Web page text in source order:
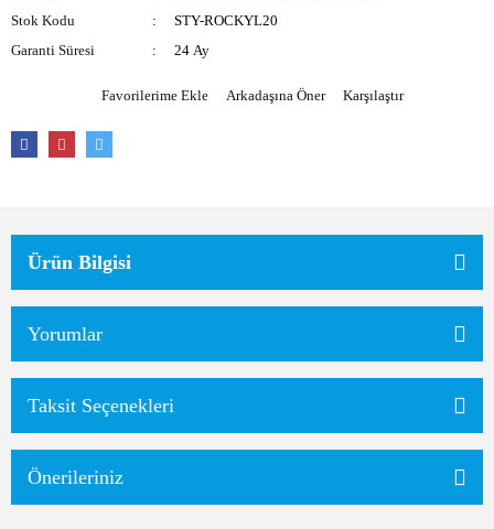
Stok Kodu
STY-ROCKYL20
Garanti Süresi
24 Ay
Arkadaşına Öner Karşılaştır
Ürün Bilgisi
Yorumlar
Taksit Seçenekleri
Önerileriniz